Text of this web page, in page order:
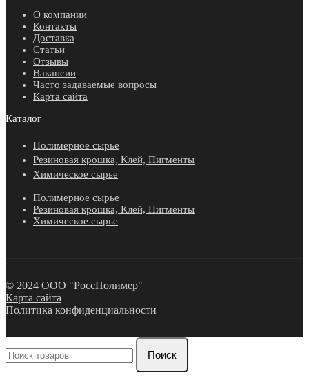
О компании
Контакты
Доставка
Статьи
Отзывы
Вакансии
Часто задаваемые вопросы
Карта сайта
Каталог
Полимерное сырье
Резиновая крошка, Клей, Пигменты
Химическое сырье
Полимерное сырье
Резиновая крошка, Клей, Пигменты
Химическое сырье
© 2024 ООО "РоссПолимер"
Карта сайта
Политика конфиденциальности
Поиск